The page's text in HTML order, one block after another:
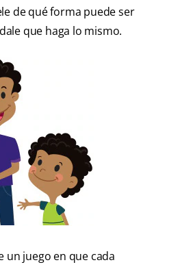
de qué forma puede ser
que haga lo mismo.
un juego en que cada